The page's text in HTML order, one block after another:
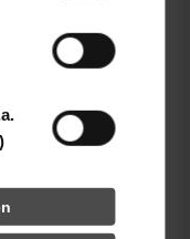
jobs/pupils/study/